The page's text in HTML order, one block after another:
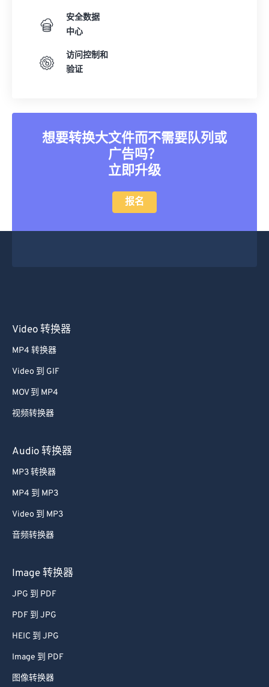
安全数据
中心
访问控制和
验证
想要转换大文件而不需要队列或
广告吗？
立即升级
报名
Video 转换器
MP4 转换器
Video 到 GIF
MOV 到 MP4
视频转换器
Audio 转换器
MP3 转换器
MP4 到 MP3
Video 到 MP3
音频转换器
Image 转换器
JPG 到 PDF
PDF 到 JPG
HEIC 到 JPG
Image 到 PDF
图像转换器